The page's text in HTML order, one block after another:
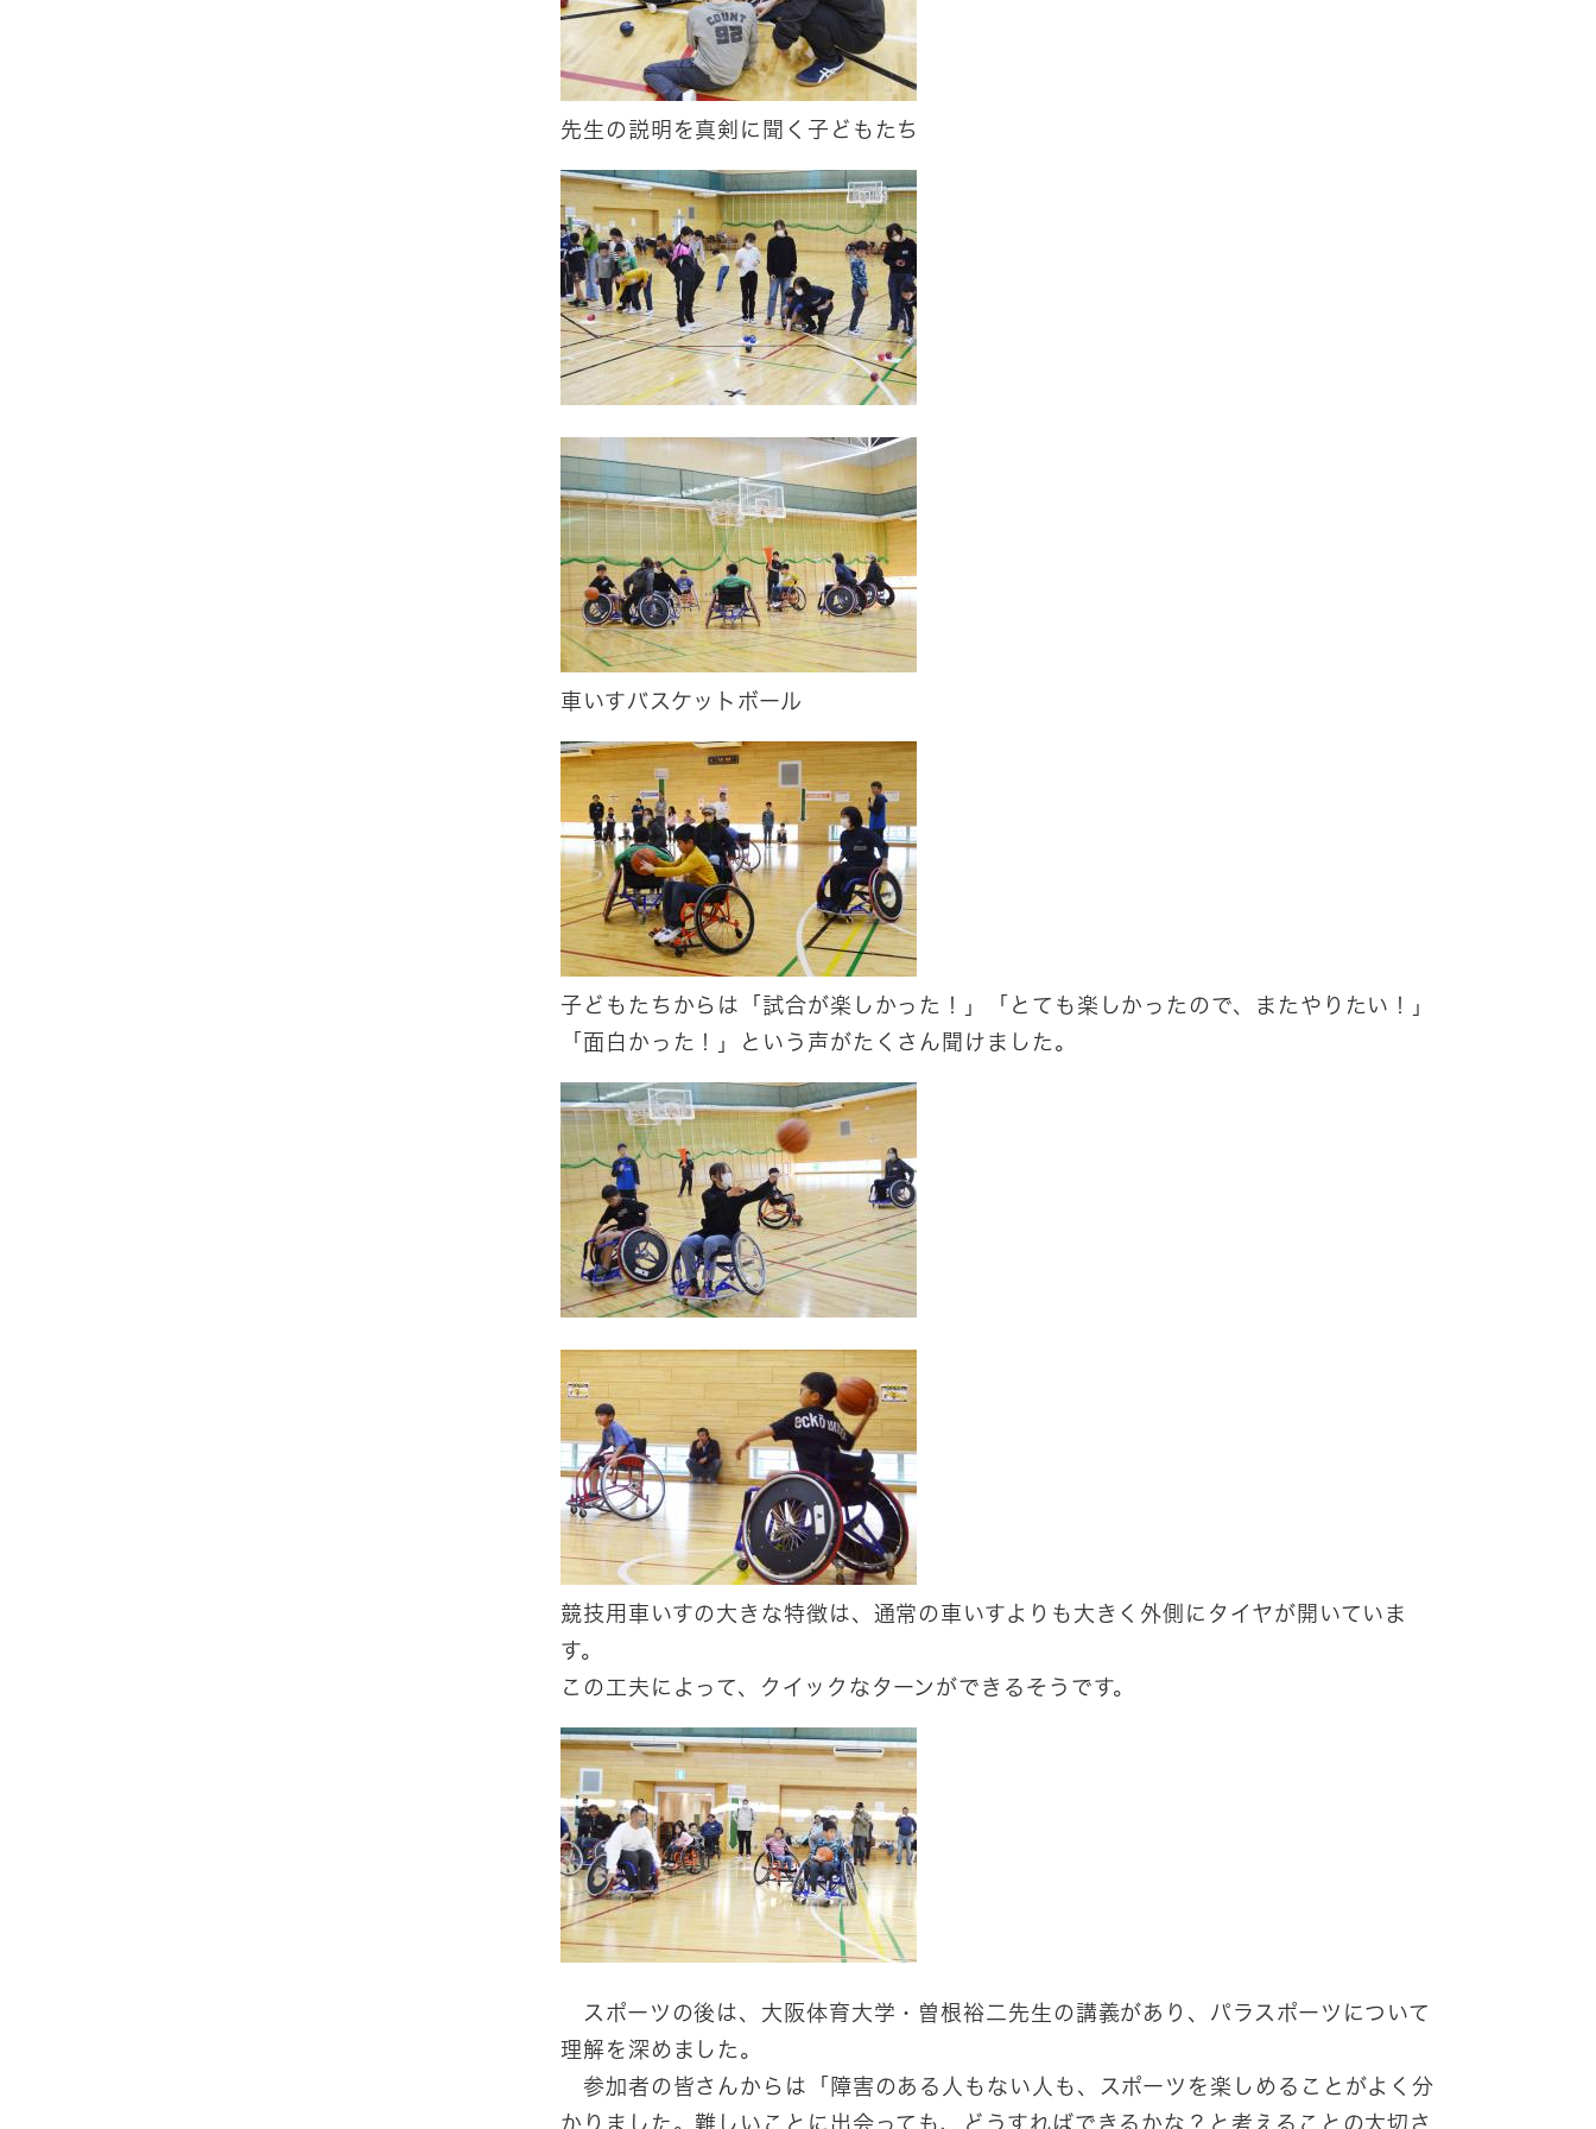
先生の説明を真剣に聞く子どもたち
車いすバスケットボール
​子どもたちからは「試合が楽しかった！」「とても楽しかったので、またやりたい！」
「面白かった！」という声がたくさん聞けました。
​競技用車いすの大きな特徴は、通常の車いすよりも大きく外側にタイヤが開いていま
す。
この工夫によって、クイックなターンができるそうです。
スポーツの後は、大阪体育大学・曽根裕二先生の講義があり、パラスポーツについて
理解を深めました。
参加者の皆さんからは「障害のある人もない人も、スポーツを楽しめることがよく分
かりました。難しいことに出会っても、どうすればできるかな？と考えることの大切さ